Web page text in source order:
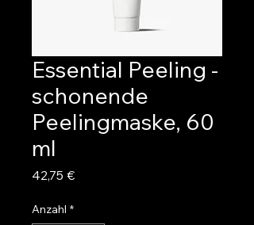
Essential Peeling -
schonende
Peelingmaske, 60
ml
42,75 €Preis
Anzahl *